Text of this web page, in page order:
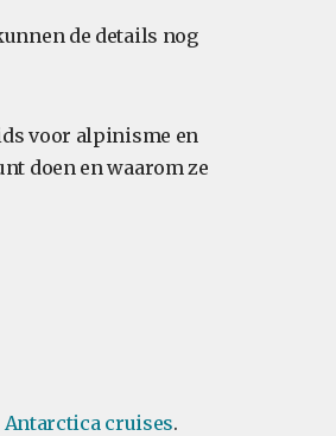
de details nog
voor alpinisme en
doen en waarom ze
Antarctica cruises.